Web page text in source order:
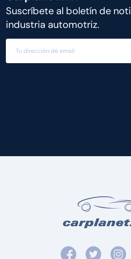
Suscríbete al boletín de
industria automotriz.